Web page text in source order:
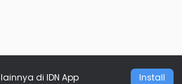
lainnya di IDN App Install